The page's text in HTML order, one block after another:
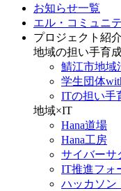
お知らせ一覧
エル・コミュニ
プロジェクト紹介
地域の担い手育
鯖江市地域
学生団体
ITの担い手
地域×IT
Hana道場
Hana工房
サイバーサ
IT推進フォ
ハッカソン